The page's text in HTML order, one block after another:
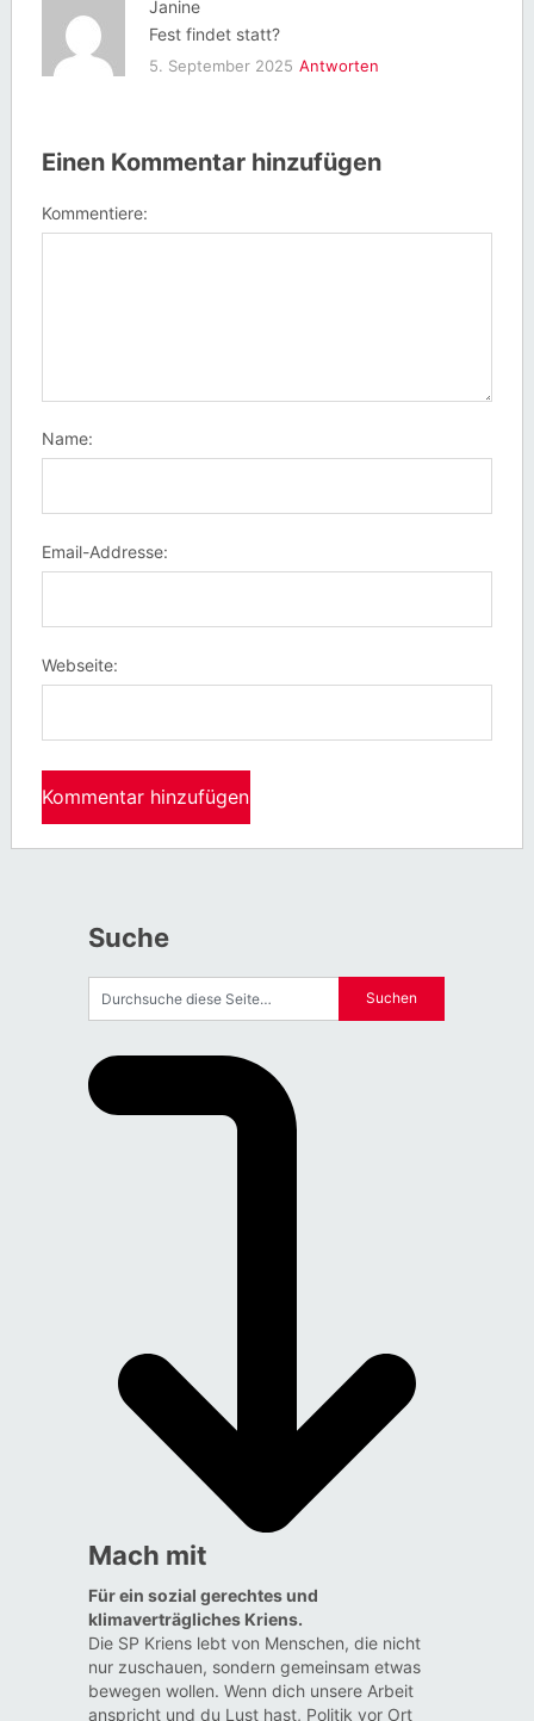
Janine
Fest findet statt?
5. September 2025 Antworten
Einen Kommentar hinzufügen
Kommentiere:
Name:
Email-Addresse:
Webseite:
Suche
Mach mit
Für ein sozial gerechtes und
klimaverträgliches Kriens.
Die SP Kriens lebt von Menschen, die nicht
nur zuschauen, sondern gemeinsam etwas
bewegen wollen. Wenn dich unsere Arbeit
anspricht und du Lust hast, Politik vor Ort